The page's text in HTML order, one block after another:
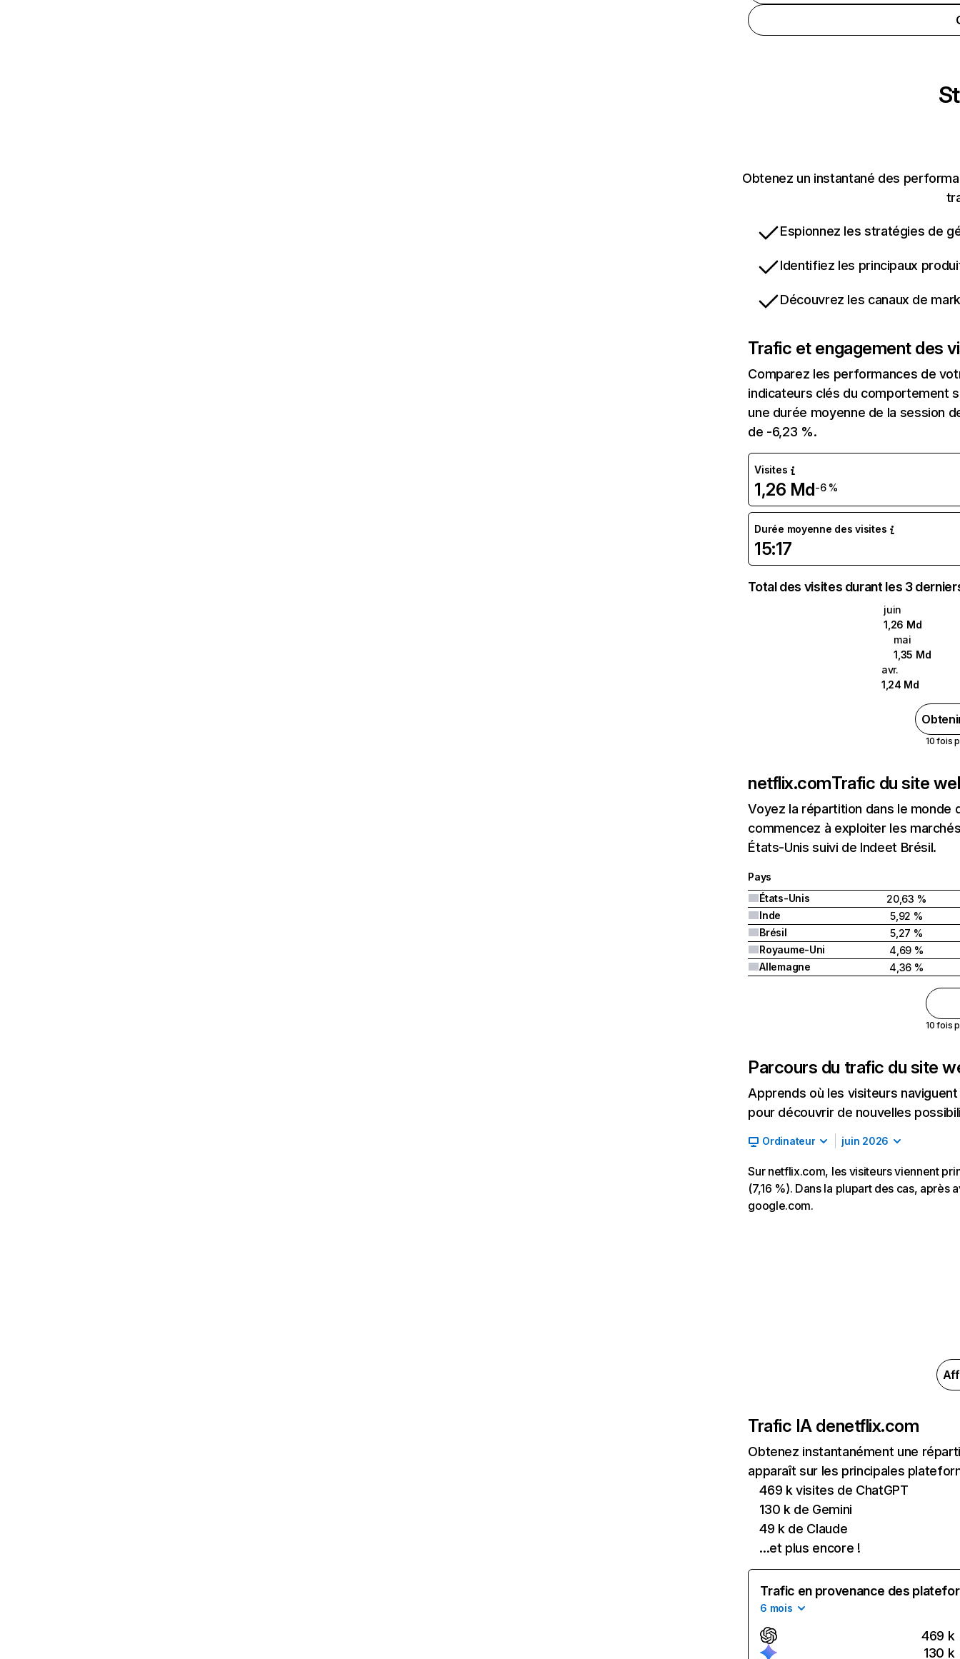
Obtenez un instantané des
Espionnez les stratégies de
Identifiez les principaux
Découvrez les canaux de
Trafic et engagement des
Comparez les performances de
indicateurs clés du comportement
une durée moyenne de la session
de -6,23 %.
Visites
1,26 Md-6 %
Durée moyenne des visites
15:17
Total des visites durant les 3
juin
1,26 Md
mai
1,35 Md
avr.
1,24 Md
10 fois
netflix.comTrafic du site
Voyez la répartition dans le
commencez à exploiter les
États-Unis suivi de Indeet Brésil.
Pays
États-Unis
20,63 %
Inde
5,92 %
Brésil
5,27 %
Royaume-Uni
4,69 %
Allemagne
4,36 %
10 fois
Parcours du trafic du site
Apprends où les visiteurs
pour découvrir de nouvelles
Ordinateur juin 2026
Sur netflix.com, les visiteurs viennent
(7,16 %). Dans la plupart des cas,
google.com.
Trafic IA denetflix.com
Obtenez instantanément une
apparaît sur les principales
469 k visites de ChatGPT
130 k de Gemini
49 k de Claude
...et plus encore !
Trafic en provenance des
6 mois
469 k
130 k